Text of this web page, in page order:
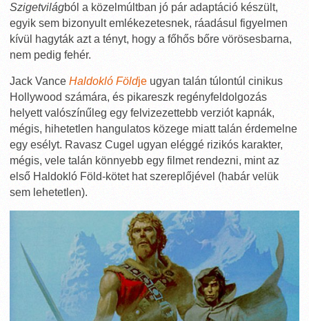
Szigetvilágból a közelmúltban jó pár adaptáció készült,
egyik sem bizonyult emlékezetesnek, ráadásul figyelmen
kívül hagyták azt a tényt, hogy a főhős bőre vörösesbarna,
nem pedig fehér.
Jack Vance Haldokló Földje ugyan talán túlontúl cinikus
Hollywood számára, és pikareszk regényfeldolgozás
helyett valószínűleg egy felvizezettebb verziót kapnák,
mégis, hihetetlen hangulatos közege miatt talán érdemelne
egy esélyt. Ravasz Cugel ugyan eléggé rizikós karakter,
mégis, vele talán könnyebb egy filmet rendezni, mint az
első Haldokló Föld-kötet hat szereplőjével (habár velük
sem lehetetlen).